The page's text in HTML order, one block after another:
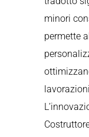
minori
permette